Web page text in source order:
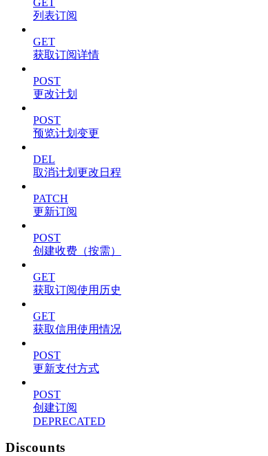
列表订阅
GET
获取订阅详情
POST
更改计划
POST
预览计划变更
DEL
取消计划更改日程
PATCH
更新订阅
POST
创建收费（按需）
GET
获取订阅使用历史
GET
获取信用使用情况
POST
更新支付方式
POST
创建订阅
DEPRECATED
Discounts